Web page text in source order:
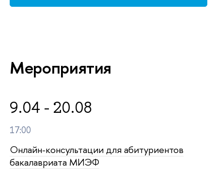
Мероприятия
9.04 - 20.08
17:00
Онлайн-консультации для абитуриентов
бакалавриата МИЭФ